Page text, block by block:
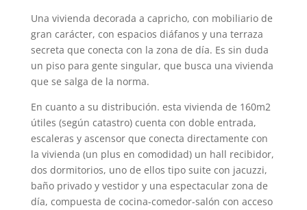
Una vivienda decorada a capricho, con mobiliario de
gran carácter, con espacios diáfanos y una terraza
secreta que conecta con la zona de día. Es sin duda
un piso para gente singular, que busca una vivienda
que se salga de la norma.
En cuanto a su distribución. esta vivienda de 160m2
útiles (según catastro) cuenta con doble entrada,
escaleras y ascensor que conecta directamente con
la vivienda (un plus en comodidad) un hall recibidor,
dos dormitorios, uno de ellos tipo suite con jacuzzi,
baño privado y vestidor y una espectacular zona de
día, compuesta de cocina-comedor-salón con acceso